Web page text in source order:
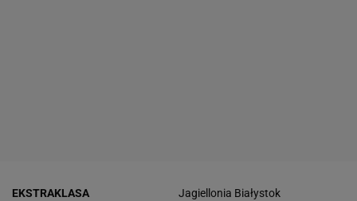
EKSTRAKLASA Jagiellonia Białystok